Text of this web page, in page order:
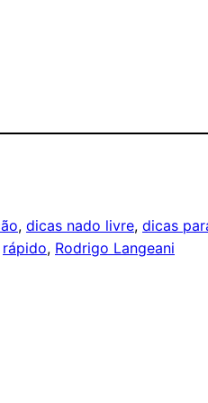
, dicas nado livre, dicas
rápido, Rodrigo Langeani